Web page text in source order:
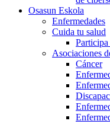
Osasun Eskola
Enfermedades
Cuida tu salud
Participa
Asociaciones
Cáncer